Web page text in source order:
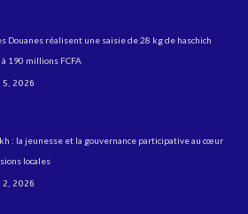
Douanes réalisent une saisie de 28 kg de haschich
190 millions FCFA
5, 2026
: la jeunesse et la gouvernance participative au cœur
locales
2, 2026